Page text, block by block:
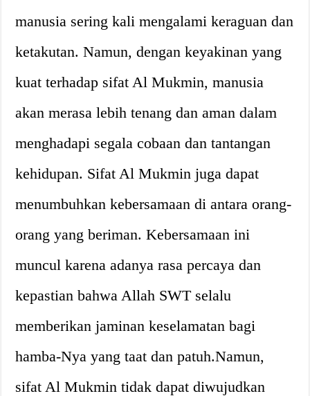
manusia sering kali mengalami keraguan dan
ketakutan. Namun, dengan keyakinan yang
kuat terhadap sifat Al Mukmin, manusia
akan merasa lebih tenang dan aman dalam
menghadapi segala cobaan dan tantangan
kehidupan. Sifat Al Mukmin juga dapat
menumbuhkan kebersamaan di antara orang-
orang yang beriman. Kebersamaan ini
muncul karena adanya rasa percaya dan
kepastian bahwa Allah SWT selalu
memberikan jaminan keselamatan bagi
hamba-Nya yang taat dan patuh.Namun,
sifat Al Mukmin tidak dapat diwujudkan